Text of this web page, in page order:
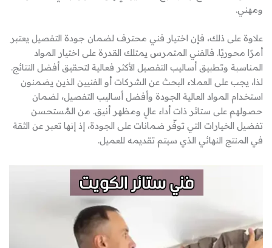
ومهني.
علاوة على ذلك، فإن اختيار فني محترف لضمان جودة التفصيل يعتبر
أمرًا محوريًا. فالفني المتمرس يمتلك القدرة على اختيار المواد
المناسبة وتطبيق أساليب التفصيل الأكثر فعالية لتحقيق أفضل النتائج.
لذا، يجب على العملاء البحث عن الشركات أو الفنيين الذين يضمنون
استخدام المواد العالية الجودة وأفضل أساليب التفصيل، لضمان
حصولهم على ستائر ذات أداء عالٍ ومظهر أنيق. من المُستحسن
تفضيل الخيارات التي توفّر ضمانات على الجودة، إذ إنها تعبر عن الثقة
في المنتج النهائي الذي سيتم تقديمه للعميل.